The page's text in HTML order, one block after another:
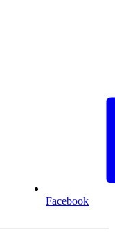
Facebook